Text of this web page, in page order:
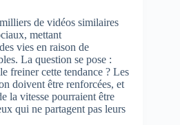
de vidéos similaires
mettant
vies en raison de
La question se pose :
freiner cette tendance ? Les
doivent être renforcées, et
la vitesse pourraient être
qui ne partagent pas leurs